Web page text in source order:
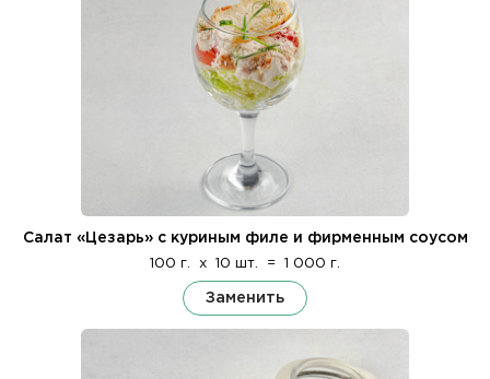
Салат «Цезарь» с куриным филе и фирменным соусом
100 г. x 10 шт. = 1 000 г.
Заменить